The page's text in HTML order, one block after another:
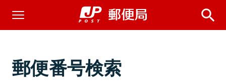
郵便番号検索